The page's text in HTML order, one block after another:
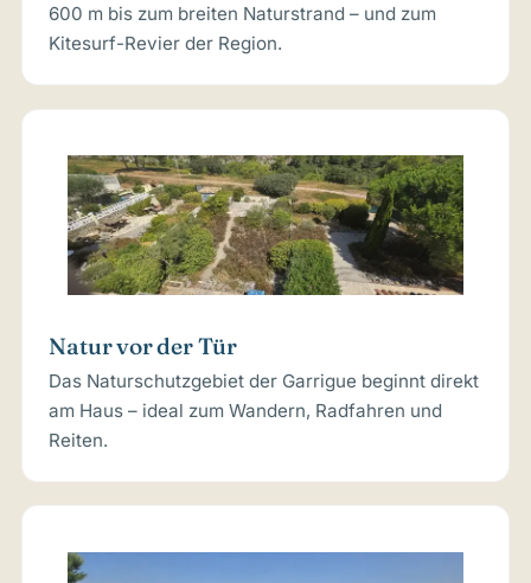
600 m bis zum breiten Naturstrand – und zum
Kitesurf-Revier der Region.
Natur vor der Tür
Das Naturschutzgebiet der Garrigue beginnt direkt
am Haus – ideal zum Wandern, Radfahren und
Reiten.